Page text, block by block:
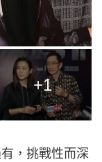
+1
，挑戰性而深